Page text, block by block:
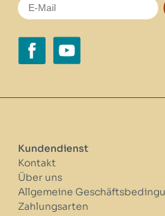
Kundendienst
Kontakt
Über uns
Allgemeine
Zahlungsarten